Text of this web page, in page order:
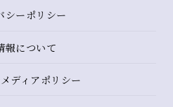
シーポリシー
報について
ディアポリシー